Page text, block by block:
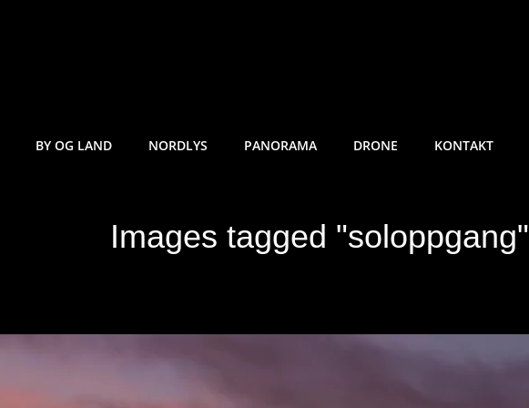
BY OG LAND NORDLYS PANORAMA DRONE KONTAKT
Images tagged "soloppgang"